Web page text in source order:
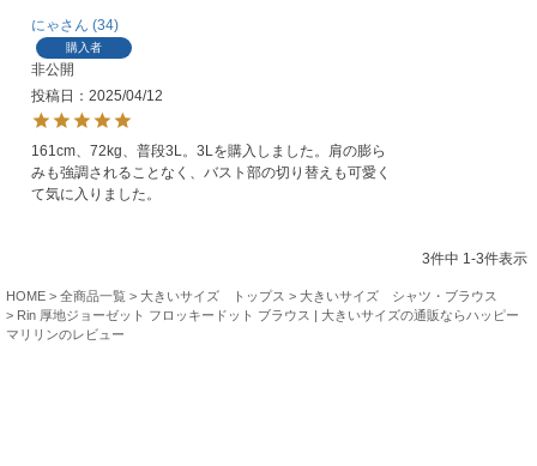
にゃ 34
購入者
非公開
投稿日
2025/04/12
161cm、72kg、普段3L。3Lを購入しました。肩の膨ら
みも強調されることなく、バスト部の切り替えも可愛く
て気に入りました。
3件中 1-3件表示
HOME 全商品一覧 大きいサイズ トップス
大きいサイズ シャツ・ブラウス
Rin 厚地ジョーゼット フロッキードット ブラウス | 大きいサイズの通販ならハッピー
マリリンのレビュー